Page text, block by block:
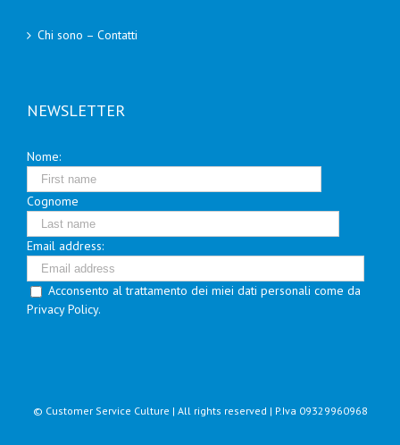
Chi sono – Contatti
NEWSLETTER
Nome:
Cognome
Email address:
Acconsento al trattamento dei miei dati personali come da
Privacy Policy.
© Customer Service Culture | All rights reserved | P.Iva 09329960968